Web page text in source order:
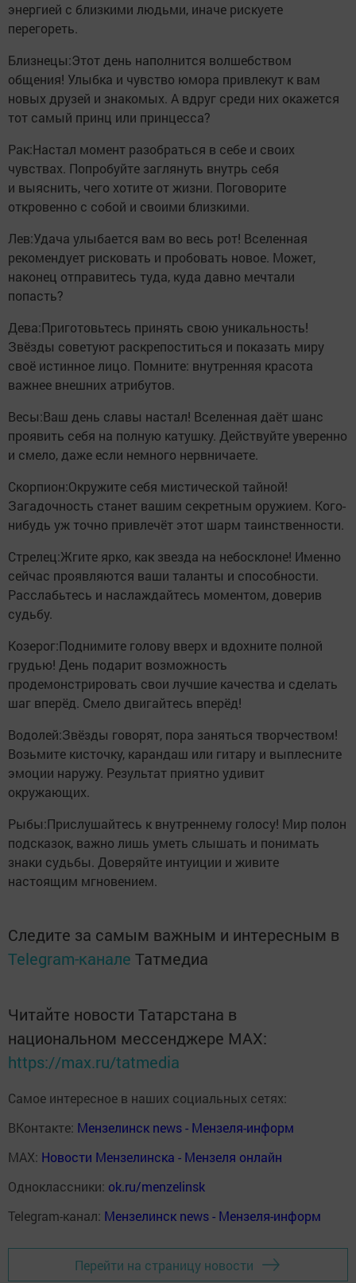
энергией с близкими людьми, иначе рискуете
перегореть.
Близнецы:Этот день наполнится волшебством
общения! Улыбка и чувство юмора привлекут к вам
новых друзей и знакомых. А вдруг среди них окажется
тот самый принц или принцесса?
Рак:Настал момент разобраться в себе и своих
чувствах. Попробуйте заглянуть внутрь себя
и выяснить, чего хотите от жизни. Поговорите
откровенно с собой и своими близкими.
Лев:Удача улыбается вам во весь рот! Вселенная
рекомендует рисковать и пробовать новое. Может,
наконец отправитесь туда, куда давно мечтали
попасть?
Дева:Приготовьтесь принять свою уникальность!
Звёзды советуют раскрепоститься и показать миру
своё истинное лицо. Помните: внутренняя красота
важнее внешних атрибутов.
Весы:Ваш день славы настал! Вселенная даёт шанс
проявить себя на полную катушку. Действуйте уверенно
и смело, даже если немного нервничаете.
Скорпион:Окружите себя мистической тайной!
Загадочность станет вашим секретным оружием. Кого-
нибудь уж точно привлечёт этот шарм таинственности.
Стрелец:Жгите ярко, как звезда на небосклоне! Именно
сейчас проявляются ваши таланты и способности.
Расслабьтесь и наслаждайтесь моментом, доверив
судьбу.
Козерог:Поднимите голову вверх и вдохните полной
грудью! День подарит возможность
продемонстрировать свои лучшие качества и сделать
шаг вперёд. Смело двигайтесь вперёд!
Водолей:Звёзды говорят, пора заняться творчеством!
Возьмите кисточку, карандаш или гитару и выплесните
эмоции наружу. Результат приятно удивит
окружающих.
Рыбы:Прислушайтесь к внутреннему голосу! Мир полон
подсказок, важно лишь уметь слышать и понимать
знаки судьбы. Доверяйте интуиции и живите
настоящим мгновением.
Следите за самым важным и интересным в
Telegram-канале Татмедиа
Читайте новости Татарстана в
национальном мессенджере MАХ:
https://max.ru/tatmedia
Самое интересное в наших социальных сетях:
ВКонтакте: Мензелинск news - Мензеля-информ
MAX: Новости Мензелинска - Мензеля онлайн
Одноклассники: ok.ru/menzelinsk
Telegram-канал: Мензелинск news - Мензеля-информ
Перейти на страницу новости